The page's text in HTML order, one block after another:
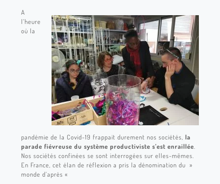
A
l’heure
où la
pandémie de la Covid-19 frappait durement nos sociétés, la
parade fiévreuse du système productiviste s’est enraillée
Nos sociétés confinées se sont interrogées sur elles-mêmes.
En France, cet élan de réflexion a pris la dénomination du »
monde d’après «